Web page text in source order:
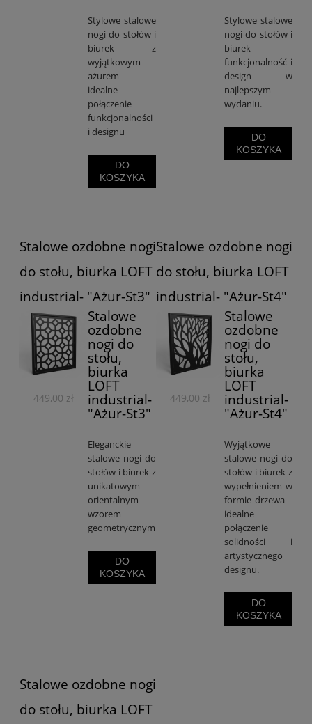
Stylowe stalowe
nogi do stołów i
biurek z
wyjątkowym
ażurem –
idealne
połączenie
funkcjonalności
i designu
DO
KOSZYKA
Stylowe stalowe
nogi do stołów i
biurek –
funkcjonalność i
design w
najlepszym
wydaniu.
DO
KOSZYKA
Stalowe ozdobne nogi
do stołu, biurka LOFT
industrial- "Ażur-St3"
449,00 zł
Stalowe
ozdobne
nogi do
stołu,
biurka
LOFT
industrial-
"Ażur-St3"
Eleganckie
stalowe nogi do
stołów i biurek z
unikatowym
orientalnym
wzorem
geometrycznym
DO
KOSZYKA
Stalowe ozdobne nogi
do stołu, biurka LOFT
industrial- "Ażur-St4"
449,00 zł
Stalowe
ozdobne
nogi do
stołu,
biurka
LOFT
industrial-
"Ażur-St4"
Wyjątkowe
stalowe nogi do
stołów i biurek z
wypełnieniem w
formie drzewa –
idealne
połączenie
solidności i
artystycznego
designu.
DO
KOSZYKA
Stalowe ozdobne nogi
do stołu, biurka LOFT